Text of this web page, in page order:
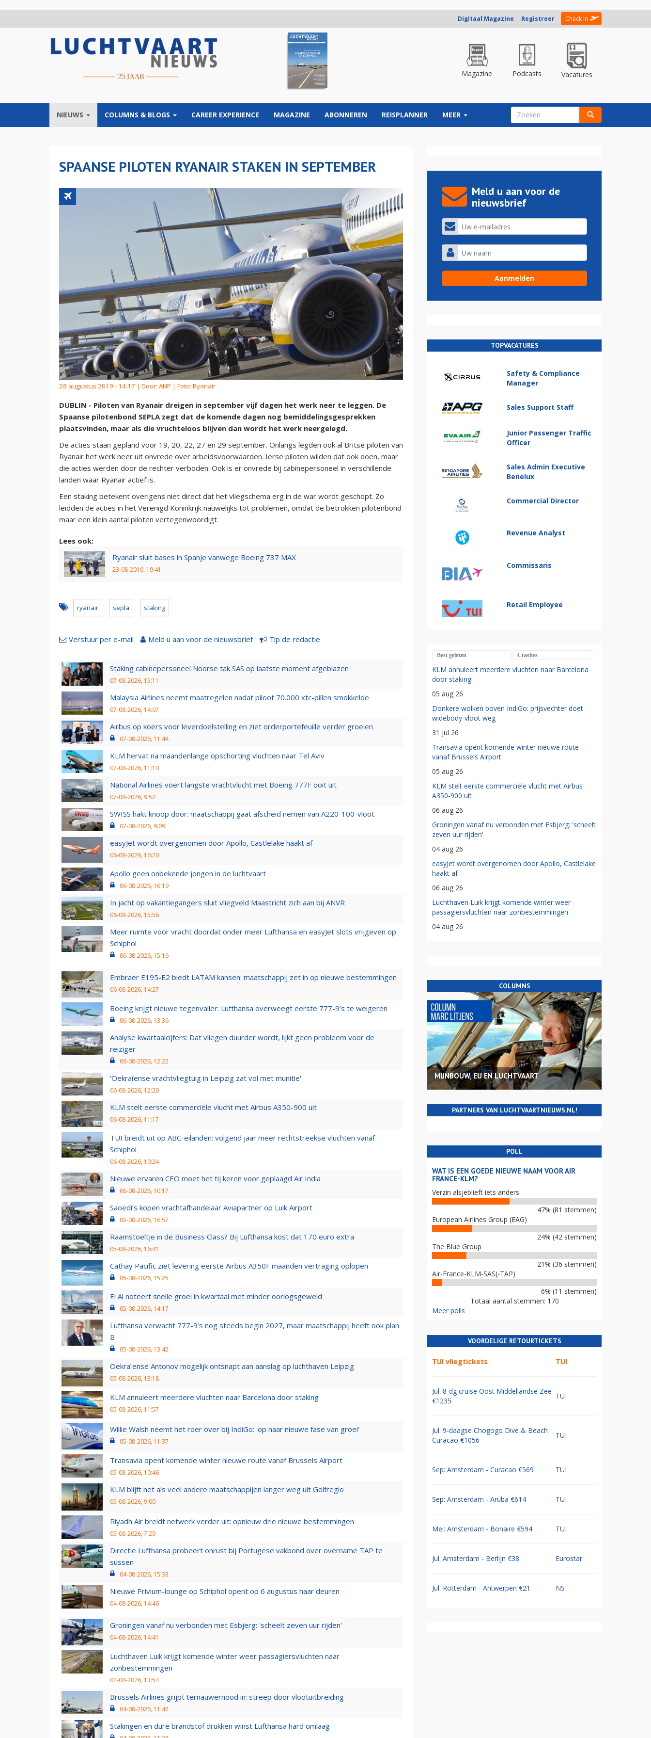
Digitaal Magazine Registreer Check in
Magazine Podcasts Vacatures
NIEUWS COLUMNS & BLOGS CAREER EXPERIENCE MAGAZINE ABONNEREN REISPLANNER MEER ZOEKVELD
SPAANSE PILOTEN RYANAIR STAKEN IN SEPTEMBER
28 augustus 2019 - 14:17 | Door: ANP | Foto: Ryanair
DUBLIN - Piloten van Ryanair dreigen in september vijf dagen het werk neer te leggen. De
Spaanse pilotenbond SEPLA zegt dat de komende dagen nog bemiddelingsgesprekken
plaatsvinden, maar als die vruchteloos blijven dan wordt het werk neergelegd.
De acties staan gepland voor 19, 20, 22, 27 en 29 september. Onlangs legden ook al Britse piloten van
Ryanair het werk neer uit onvrede over arbeidsvoorwaarden. Ierse piloten wilden dat ook doen, maar
die acties werden door de rechter verboden. Ook is er onvrede bij cabinepersoneel in verschillende
landen waar Ryanair actief is.
Een staking betekent overigens niet direct dat het vliegschema erg in de war wordt geschopt. Zo
leidden de acties in het Verenigd Koninkrijk nauwelijks tot problemen, omdat de betrokken pilotenbond
maar een klein aantal piloten vertegenwoordigt.
Lees ook:
Ryanair sluit bases in Spanje vanwege Boeing 737 MAX
23-08-2019, 19:41
ryanair sepla staking
Verstuur per e-mail Meld u aan voor de nieuwsbrief Tip de redactie
Staking cabinepersoneel Noorse tak SAS op laatste moment afgeblazen
07-08-2026, 15:11
Malaysia Airlines neemt maatregelen nadat piloot 70.000 xtc-pillen smokkelde
07-08-2026, 14:07
Airbus op koers voor leverdoelstelling en ziet orderportefeuille verder groeien
07-08-2026, 11:44
KLM hervat na maandenlange opschorting vluchten naar Tel Aviv
07-08-2026, 11:10
National Airlines voert langste vrachtvlucht met Boeing 777F ooit uit
07-08-2026, 9:52
SWISS hakt knoop door: maatschappij gaat afscheid nemen van A220-100-vloot
07-08-2026, 9:09
easyJet wordt overgenomen door Apollo, Castlelake haakt af
06-08-2026, 16:20
Apollo geen onbekende jongen in de luchtvaart
06-08-2026, 16:19
In jacht op vakantiegangers sluit vliegveld Maastricht zich aan bij ANVR
06-08-2026, 15:56
Meer ruimte voor vracht doordat onder meer Lufthansa en easyJet slots vrijgeven op
Schiphol
06-08-2026, 15:16
Embraer E195-E2 biedt LATAM kansen: maatschappij zet in op nieuwe bestemmingen
06-08-2026, 14:27
Boeing krijgt nieuwe tegenvaller: Lufthansa overweegt eerste 777-9’s te weigeren
06-08-2026, 13:36
Analyse kwartaalcijfers: Dat vliegen duurder wordt, lijkt geen probleem voor de
reiziger
06-08-2026, 12:22
'Oekraïense vrachtvliegtuig in Leipzig zat vol met munitie'
06-08-2026, 12:20
KLM stelt eerste commerciële vlucht met Airbus A350-900 uit
06-08-2026, 11:17
TUI breidt uit op ABC-eilanden: volgend jaar meer rechtstreekse vluchten vanaf
Schiphol
06-08-2026, 10:24
Nieuwe ervaren CEO moet het tij keren voor geplaagd Air India
06-08-2026, 10:17
Saoedi’s kopen vrachtafhandelaar Aviapartner op Luik Airport
05-08-2026, 16:57
Raamstoeltje in de Business Class? Bij Lufthansa kost dat 170 euro extra
05-08-2026, 16:41
Cathay Pacific ziet levering eerste Airbus A350F maanden vertraging oplopen
05-08-2026, 15:25
El Al noteert snelle groei in kwartaal met minder oorlogsgeweld
05-08-2026, 14:17
Lufthansa verwacht 777-9’s nog steeds begin 2027, maar maatschappij heeft ook plan
B
05-08-2026, 13:42
Oekraïense Antonov mogelijk ontsnapt aan aanslag op luchthaven Leipzig
05-08-2026, 13:18
KLM annuleert meerdere vluchten naar Barcelona door staking
05-08-2026, 11:57
Willie Walsh neemt het roer over bij IndiGo: 'op naar nieuwe fase van groei'
05-08-2026, 11:37
Transavia opent komende winter nieuwe route vanaf Brussels Airport
05-08-2026, 10:46
KLM blijft net als veel andere maatschappijen langer weg uit Golfregio
05-08-2026, 9:00
Riyadh Air breidt netwerk verder uit: opnieuw drie nieuwe bestemmingen
05-08-2026, 7:29
Directie Lufthansa probeert onrust bij Portugese vakbond over overname TAP te
sussen
04-08-2026, 15:33
Nieuwe Privium-lounge op Schiphol opent op 6 augustus haar deuren
04-08-2026, 14:46
Groningen vanaf nu verbonden met Esbjerg: 'scheelt zeven uur rijden'
04-08-2026, 14:41
Luchthaven Luik krijgt komende winter weer passagiersvluchten naar
zonbestemmingen
04-08-2026, 13:54
Brussels Airlines grijpt ternauwernood in: streep door vlootuitbreiding
04-08-2026, 11:47
Stakingen en dure brandstof drukken winst Lufthansa hard omlaag
Meld u aan voor de
nieuwsbrief
TOPVACATURES
Safety & Compliance
Manager
Sales Support Staff
Junior Passenger Traffic
Officer
Sales Admin Executive
Benelux
Commercial Director
Revenue Analyst
Commissaris
Retail Employee
Best gelezen Crashes
KLM annuleert meerdere vluchten naar Barcelona
door staking
05 aug 26
Donkere wolken boven IndiGo: prijsvechter doet
widebody-vloot weg
31 jul 26
Transavia opent komende winter nieuwe route
vanaf Brussels Airport
05 aug 26
KLM stelt eerste commerciële vlucht met Airbus
A350-900 uit
06 aug 26
Groningen vanaf nu verbonden met Esbjerg: 'scheelt
zeven uur rijden'
04 aug 26
easyJet wordt overgenomen door Apollo, Castlelake
haakt af
06 aug 26
Luchthaven Luik krijgt komende winter weer
passagiersvluchten naar zonbestemmingen
04 aug 26
COLUMNS
MIJNBOUW, EU EN LUCHTVAART
PARTNERS VAN LUCHTVAARTNIEUWS.NL!
POLL
WAT IS EEN GOEDE NIEUWE NAAM VOOR AIR
FRANCE-KLM?
Verzin alsjeblieft iets anders
47% (81 stemmen)
European Airlines Group (EAG)
24% (42 stemmen)
The Blue Group
21% (36 stemmen)
Air-France-KLM-SAS(-TAP)
6% (11 stemmen)
Totaal aantal stemmen: 170
Meer polls
VOORDELIGE RETOURTICKETS
TUI vliegtickets TUI
Jul: 8-dg cruise Oost Middellandse Zee
€1235
TUI
Jul: 9-daagse Chogogo Dive & Beach
Curacao €1056
TUI
Sep: Amsterdam - Curacao €569 TUI
Sep: Amsterdam - Aruba €614 TUI
Mei: Amsterdam - Bonaire €594 TUI
Jul: Amsterdam - Berlijn €38 Eurostar
Jul: Rotterdam - Antwerpen €21 NS